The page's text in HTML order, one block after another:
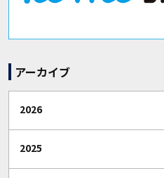
アーカイブ
2026
2025